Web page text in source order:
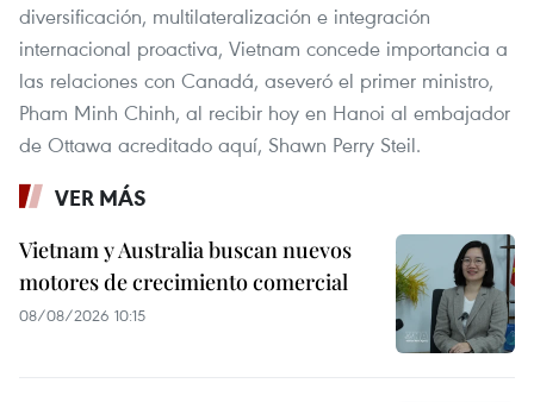
diversificación, multilateralización e integración
internacional proactiva, Vietnam concede importancia a
las relaciones con Canadá, aseveró el primer ministro,
Pham Minh Chinh, al recibir hoy en Hanoi al embajador
de Ottawa acreditado aquí, Shawn Perry Steil.
VER MÁS
Vietnam y Australia buscan nuevos
motores de crecimiento comercial
08/08/2026 10:15